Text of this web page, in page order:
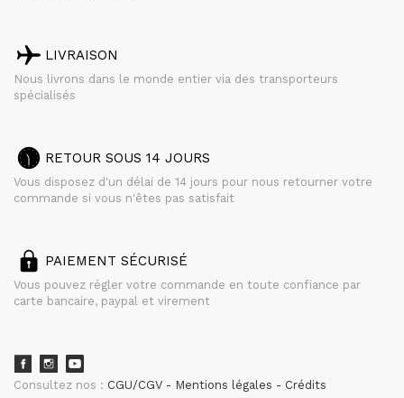
LIVRAISON
Nous livrons dans le monde entier via des transporteurs
spécialisés
RETOUR SOUS 14 JOURS
Vous disposez d'un délai de 14 jours pour nous retourner votre
commande si vous n'êtes pas satisfait
PAIEMENT SÉCURISÉ
Vous pouvez régler votre commande en toute confiance par
carte bancaire, paypal et virement
Consultez nos : CGU/CGV Mentions légales Crédits